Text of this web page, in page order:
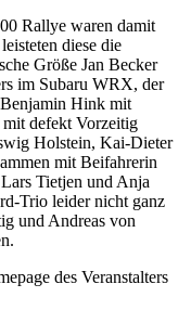
Rallye waren damit
diese die
Größe Jan Becker
im Subaru WRX, der
Hink mit
defekt Vorzeitig
Holstein, Kai-Dieter
mit Beifahrerin
Tietjen und Anja
Trio leider nicht ganz
und Andreas von
des Veranstalters